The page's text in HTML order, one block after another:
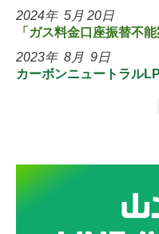
2024年 5月 20日
「ガス料金口座振替不
2023年 8月 9日
カーボンニュートラル